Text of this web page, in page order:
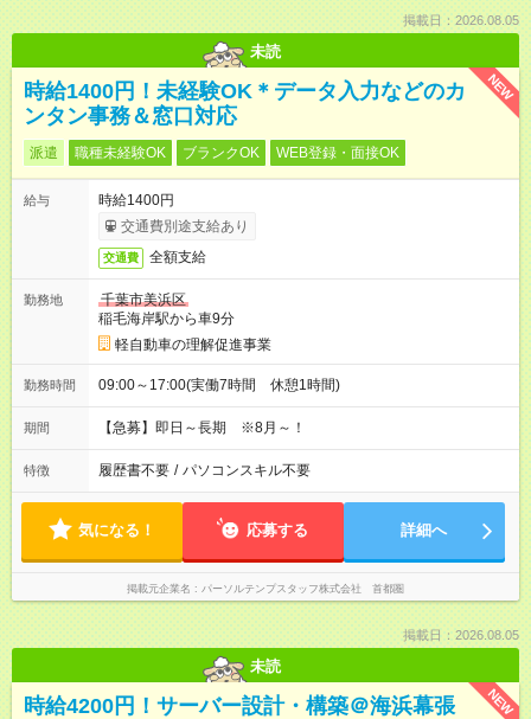
掲載日：2026.08.05
未読
NEW
時給1400円！未経験OK＊データ入力などのカ
ンタン事務＆窓口対応
派遣 職種未経験OK ブランクOK WEB登録・面接OK
給与
時給1400円
交通費別途支給あり
交通費 全額支給
勤務地
千葉市美浜区
稲毛海岸駅から車9分
軽自動車の理解促進事業
勤務時間 09:00～17:00(実働7時間 休憩1時間)
期間 【急募】即日～長期 ※8月～！
特徴 履歴書不要 / パソコンスキル不要
気になる！ 応募する 詳細へ
掲載元企業名 パーソルテンプスタッフ株式会社 首都圏
掲載日：2026.08.05
未読
NEW
時給4200円！サーバー設計・構築＠海浜幕張